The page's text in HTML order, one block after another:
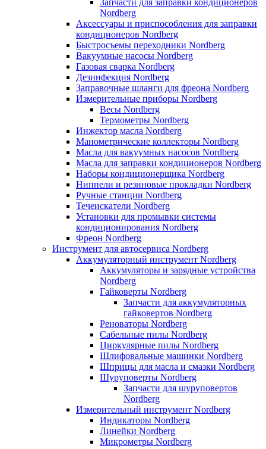
Nordberg
Аксессуары и приспособления для заправки
кондиционеров Nordberg
Быстросъемы переходники Nordberg
Вакуумные насосы Nordberg
Газовая сварка Nordberg
Дезинфекция Nordberg
Заправочные шланги для фреона Nordberg
Измерительные приборы Nordberg
Весы Nordberg
Термометры Nordberg
Инжектор масла Nordberg
Манометрические коллекторы Nordberg
Масла для вакуумных насосов Nordberg
Масла для заправки кондиционеров Nordberg
Наборы кондиционерщика Nordberg
Ниппели и резиновые прокладки Nordberg
Ручные станции Nordberg
Течеискатели Nordberg
Установки для промывки системы
кондиционирования Nordberg
Фреон Nordberg
Инструмент для автосервиса Nordberg
Аккумуляторный инструмент Nordberg
Аккумуляторы и зарядные устройства
Nordberg
Гайковерты Nordberg
Запчасти для аккумуляторных
гайковертов Nordberg
Реноваторы Nordberg
Сабельные пилы Nordberg
Циркулярные пилы Nordberg
Шлифовальные машинки Nordberg
Шприцы для масла и смазки Nordberg
Шуруповерты Nordberg
Запчасти для шуруповертов
Nordberg
Измерительный инструмент Nordberg
Индикаторы Nordberg
Линейки Nordberg
Микрометры Nordberg